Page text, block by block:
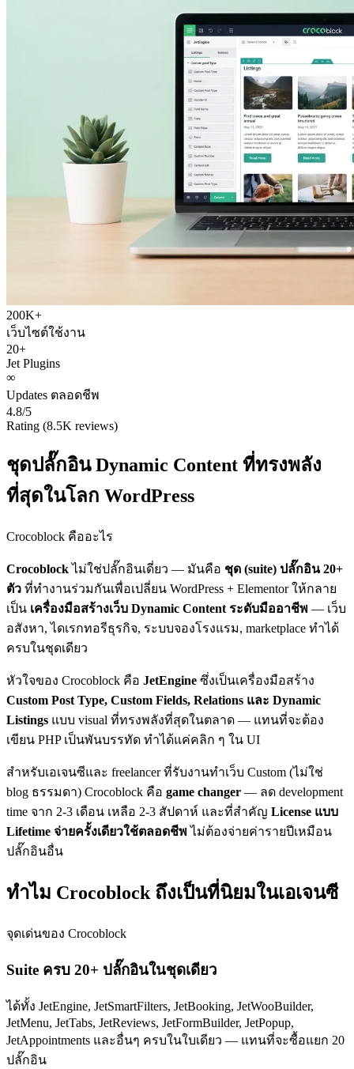
200K+
เว็บไซต์ใช้งาน
20+
Jet Plugins
∞
Updates ตลอดชีพ
4.8/5
Rating (8.5K reviews)
ชุดปลั๊กอิน Dynamic Content ที่ทรงพลัง
ที่สุดในโลก WordPress
Crocoblock คืออะไร
Crocoblockไม่ใช่ปลั๊กอินเดี่ยว — มันคือ ชุด (suite) ปลั๊กอิน 20+
ตัว ที่ทำงานร่วมกันเพื่อเปลี่ยน WordPress + Elementor ให้กลาย
เป็น เครื่องมือสร้างเว็บ Dynamic Content ระดับมืออาชีพ — เว็บ
อสังหา, ไดเรกทอรีธุรกิจ, ระบบจองโรงแรม, marketplace ทำได้
ครบในชุดเดียว
หัวใจของ Crocoblock คือ JetEngine ซึ่งเป็นเครื่องมือสร้าง
Custom Post Type, Custom Fields, Relations และ Dynamic
Listings แบบ visual ที่ทรงพลังที่สุดในตลาด — แทนที่จะต้อง
เขียน PHP เป็นพันบรรทัด ทำได้แค่คลิก ๆ ใน UI
สำหรับเอเจนซีและ freelancer ที่รับงานทำเว็บ Custom (ไม่ใช่
blog ธรรมดา) Crocoblock คือ game changer — ลด development
time จาก 2-3 เดือน เหลือ 2-3 สัปดาห์ และที่สำคัญ License แบบ
Lifetime จ่ายครั้งเดียวใช้ตลอดชีพ ไม่ต้องจ่ายค่ารายปีเหมือน
ปลั๊กอินอื่น
ทำไม Crocoblock ถึงเป็นที่นิยมในเอเจนซี
จุดเด่นของ Crocoblock
Suite ครบ 20+ ปลั๊กอินในชุดเดียว
ได้ทั้ง JetEngine, JetSmartFilters, JetBooking, JetWooBuilder,
JetMenu, JetTabs, JetReviews, JetFormBuilder, JetPopup,
JetAppointments และอื่นๆ ครบในใบเดียว — แทนที่จะซื้อแยก 20
ปลั๊กอิน